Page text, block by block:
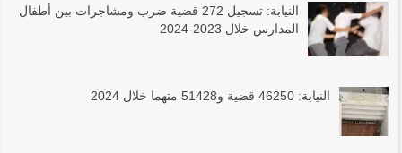
النيابة: تسجيل 272 قضية ضرب ومشاجرات بين أطفال
المدارس خلال 2023-2024
النيابة: 46250 قضية و51428 متهما خلال 2024